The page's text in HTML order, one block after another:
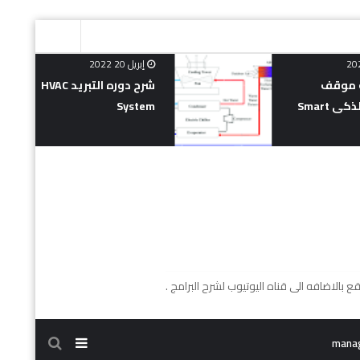
إبريل 20 2022
شرح دوره التبريد HVAC
System
موقف
السيارات الذكى Smart